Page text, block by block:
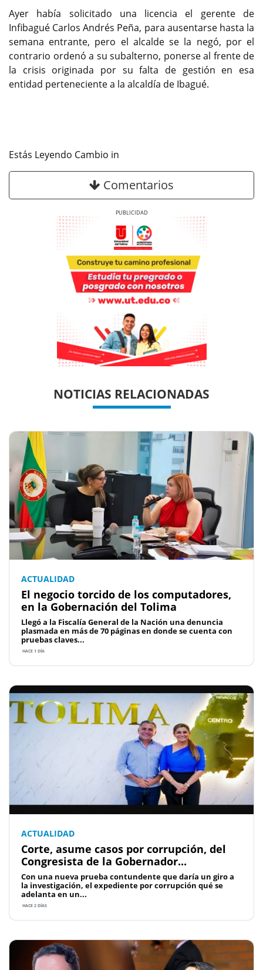
Ayer había solicitado una licencia el gerente de
Infibagué Carlos Andrés Peña, para ausentarse hasta la
semana entrante, pero el alcalde se la negó, por el
contrario ordenó a su subalterno, ponerse al frente de
la crisis originada por su falta de gestión en esa
entidad perteneciente a la alcaldía de Ibagué.
Estás Leyendo Cambio in
Comentarios
NOTICIAS RELACIONADAS
ACTUALIDAD
El negocio torcido de los computadores,
en la Gobernación del Tolima
Llegó a la Fiscalía General de la Nación una denuncia
plasmada en más de 70 páginas en donde se cuenta con
pruebas claves...
HACE 1 DÍA
ACTUALIDAD
Corte, asume casos por corrupción, del
Congresista de la Gobernador...
Con una nueva prueba contundente que daría un giro a
la investigación, el expediente por corrupción qué se
adelanta en un...
HACE 2 DÍAS